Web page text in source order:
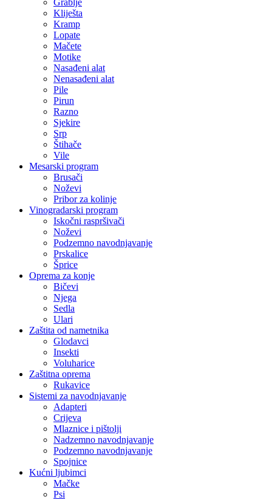
Grablje
Kliješta
Kramp
Lopate
Mačete
Motike
Nasađeni alat
Nenasađeni alat
Pile
Pirun
Razno
Sjekire
Srp
Štihače
Vile
Mesarski program
Brusači
Noževi
Pribor za kolinje
Vinogradarski program
Iskočni raspršivači
Noževi
Podzemno navodnjavanje
Prskalice
Šprice
Oprema za konje
Bičevi
Njega
Sedla
Ulari
Zaštita od nametnika
Glodavci
Insekti
Voluharice
Zaštitna oprema
Rukavice
Sistemi za navodnjavanje
Adapteri
Crijeva
Mlaznice i pištolji
Nadzemno navodnjavanje
Podzemno navodnjavanje
Spojnice
Kućni ljubimci
Mačke
Psi